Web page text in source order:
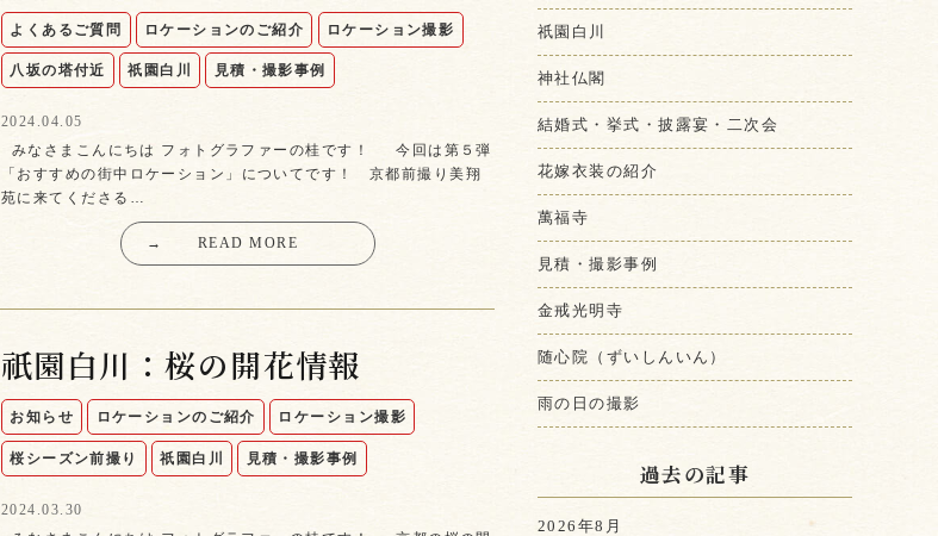
よくあるご質問 ロケーションのご紹介 ロケーション撮影
八坂の塔付近 祇園白川 見積・撮影事例
2024.04.05
みなさまこんにちは フォトグラファーの桂です！ 今回は第５弾
「おすすめの街中ロケーション」についてです！ 京都前撮り美翔
苑に来てくださる…
→ READ MORE
祇園白川：桜の開花情報
お知らせ ロケーションのご紹介 ロケーション撮影
桜シーズン前撮り 祇園白川 見積・撮影事例
2024.03.30
祇園白川
神社仏閣
結婚式・挙式・披露宴・二次会
花嫁衣装の紹介
萬福寺
見積・撮影事例
金戒光明寺
随心院（ずいしんいん）
雨の日の撮影
過去の記事
2026年8月